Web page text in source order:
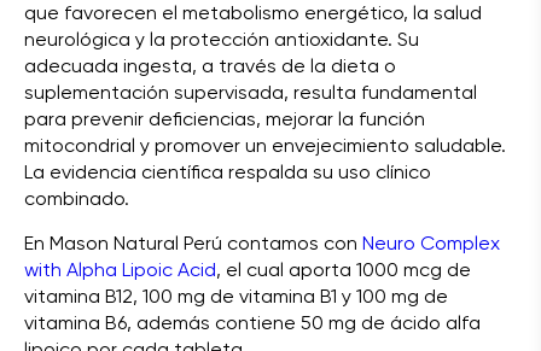
que favorecen el metabolismo energético, la salud
neurológica y la protección antioxidante. Su
adecuada ingesta, a través de la dieta o
suplementación supervisada, resulta fundamental
para prevenir deficiencias, mejorar la función
mitocondrial y promover un envejecimiento saludable.
La evidencia científica respalda su uso clínico
combinado.
En Mason Natural Perú contamos con Neuro Complex
with Alpha Lipoic Acid, el cual aporta 1000 mcg de
vitamina B12, 100 mg de vitamina B1 y 100 mg de
vitamina B6, además contiene 50 mg de ácido alfa